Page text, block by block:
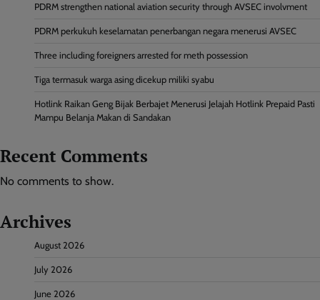
PDRM strengthen national aviation security through AVSEC involvment
PDRM perkukuh keselamatan penerbangan negara menerusi AVSEC
Three including foreigners arrested for meth possession
Tiga termasuk warga asing dicekup miliki syabu
Hotlink Raikan Geng Bijak Berbajet Menerusi Jelajah Hotlink Prepaid Pasti
Mampu Belanja Makan di Sandakan
Recent Comments
No comments to show.
Archives
August 2026
July 2026
June 2026